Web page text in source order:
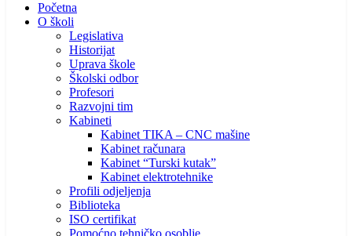
Početna
O školi
Legislativa
Historijat
Uprava škole
Školski odbor
Profesori
Razvojni tim
Kabineti
Kabinet TIKA – CNC mašine
Kabinet računara
Kabinet “Turski kutak”
Kabinet elektrotehnike
Profili odjeljenja
Biblioteka
ISO certifikat
Pomoćno tehničko osoblje